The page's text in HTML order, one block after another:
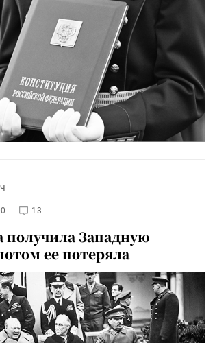
13
получила Западную
ее потеряла